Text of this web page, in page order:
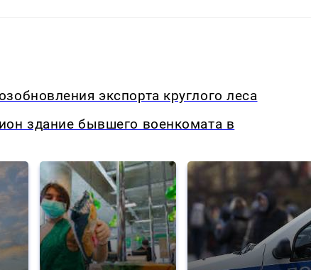
экспорта круглого леса
здание бывшего военкомата в